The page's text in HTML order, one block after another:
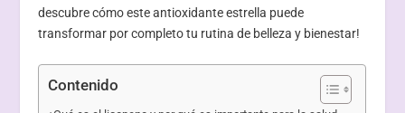
descubre cómo este antioxidante estrella puede
transformar por completo tu rutina de belleza y bienestar!
Contenido